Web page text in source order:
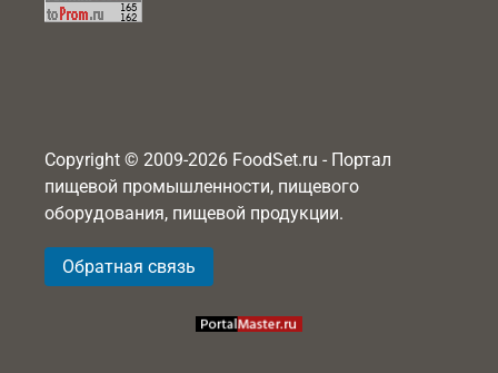
Copyright © 2009-2026 FoodSet.ru - Портал
пищевой промышленности, пищевого
оборудования, пищевой продукции.
Обратная связь